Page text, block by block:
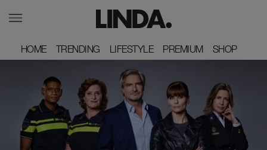
HOME
HOME TRENDING
TRENDING LIFESTYLE
LIFESTYLE PREMIUM
PREMIUM SHOP
SHOP